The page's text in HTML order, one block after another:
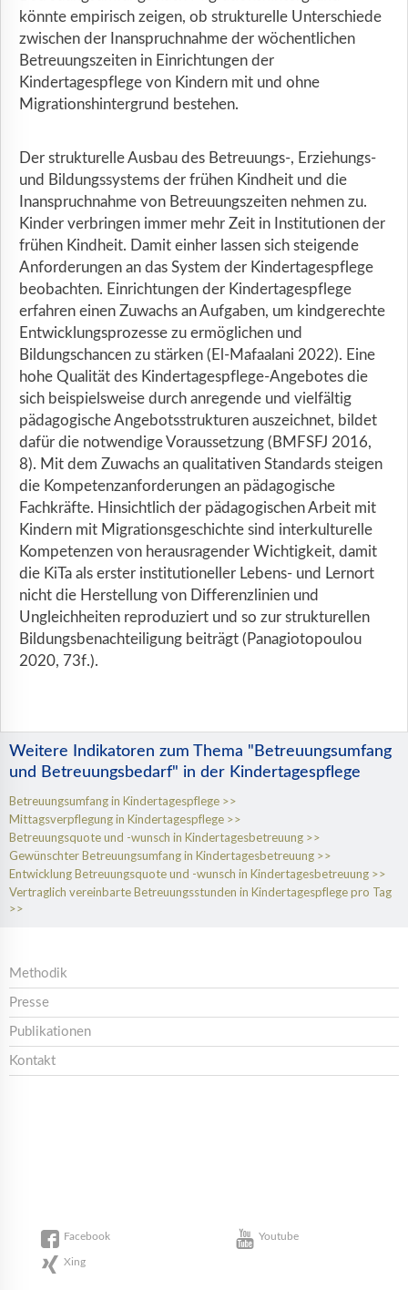
könnte empirisch zeigen, ob strukturelle Unterschiede
zwischen der Inanspruchnahme der wöchentlichen
Betreuungszeiten in Einrichtungen der
Kindertagespflege von Kindern mit und ohne
Migrationshintergrund bestehen.
Der strukturelle Ausbau des Betreuungs-, Erziehungs-
und Bildungssystems der frühen Kindheit und die
Inanspruchnahme von Betreuungszeiten nehmen zu.
Kinder verbringen immer mehr Zeit in Institutionen der
frühen Kindheit. Damit einher lassen sich steigende
Anforderungen an das System der Kindertagespflege
beobachten. Einrichtungen der Kindertagespflege
erfahren einen Zuwachs an Aufgaben, um kindgerechte
Entwicklungsprozesse zu ermöglichen und
Bildungschancen zu stärken (El-Mafaalani 2022). Eine
hohe Qualität des Kindertagespflege-Angebotes die
sich beispielsweise durch anregende und vielfältig
pädagogische Angebotsstrukturen auszeichnet, bildet
dafür die notwendige Voraussetzung (BMFSFJ 2016,
8). Mit dem Zuwachs an qualitativen Standards steigen
die Kompetenzanforderungen an pädagogische
Fachkräfte. Hinsichtlich der pädagogischen Arbeit mit
Kindern mit Migrationsgeschichte sind interkulturelle
Kompetenzen von herausragender Wichtigkeit, damit
die KiTa als erster institutioneller Lebens- und Lernort
nicht die Herstellung von Differenzlinien und
Ungleichheiten reproduziert und so zur strukturellen
Bildungsbenachteiligung beiträgt (Panagiotopoulou
2020, 73f.).
Weitere Indikatoren zum Thema "Betreuungsumfang
und Betreuungsbedarf" in der Kindertagespflege
Betreuungsumfang in Kindertagespflege
Mittagsverpflegung in Kindertagespflege
Betreuungsquote und -wunsch in Kindertagesbetreuung
Gewünschter Betreuungsumfang in Kindertagesbetreuung
Entwicklung Betreuungsquote und -wunsch in Kindertagesbetreuung
Vertraglich vereinbarte Betreuungsstunden in Kindertagespflege pro Tag
Methodik
Presse
Publikationen
Kontakt
Facebook Youtube
Xing